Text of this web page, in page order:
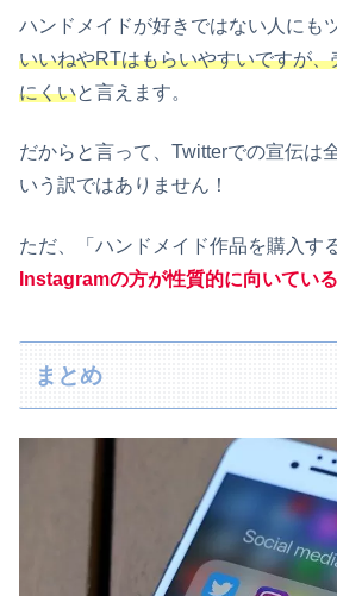
ハンドメイドが好きではない人にも
いいねやRTはもらいやすいですが
にくいと言えます。
だからと言って、Twitterでの宣伝は
いう訳ではありません！
ただ、「ハンドメイド作品を購入す
Instagramの方が性質的に向いている
まとめ